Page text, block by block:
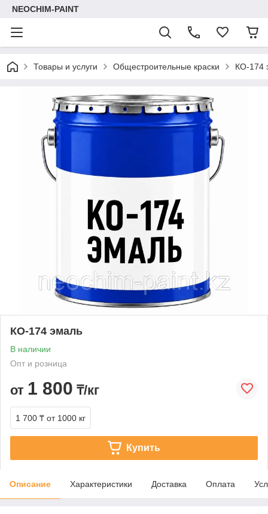
NEOCHIM-PAINT
Товары и услуги Общестроительные краски КО-174
КО-174 эмаль
В наличии
Опт и розница
от 1 800 ₸/кг
1 700 ₸ от 1000 кг
Купить
Описание Характеристики Доставка Оплата